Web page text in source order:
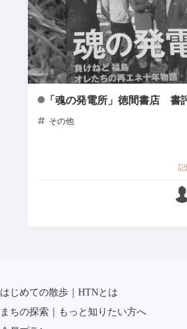
「魂の発電所」徳間書店 書
その他
記
はじめての散歩｜HTNとは
まちの探索｜もっと知りたい方へ